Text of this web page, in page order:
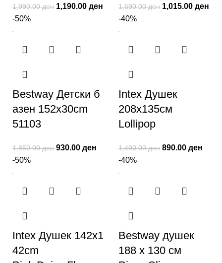
1,990.00ден 1,190.00 ден 1,690.00ден 1,015.00 ден
-50%
Bestway Детски б
азен 152x30cm
51103
1,850.00ден 930.00 ден
-40%
Intex Душек
208х135см
Lollipop
1,490.00ден 890.00 ден
-50%
Intex Душек 142x1
42cm
-40%
Bestway душек
188 х 130 см